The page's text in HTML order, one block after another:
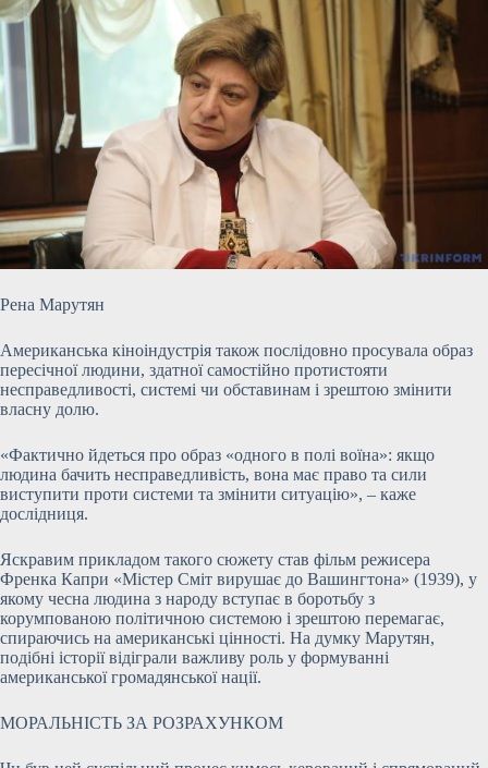
Рена Марутян
Американська кіноіндустрія також послідовно просувала образ
пересічної людини, здатної самостійно протистояти
несправедливості, системі чи обставинам і зрештою змінити
власну долю.
«Фактично йдеться про образ «одного в полі воїна»: якщо
людина бачить несправедливість, вона має право та сили
виступити проти системи та змінити ситуацію», – каже
дослідниця.
Яскравим прикладом такого сюжету став фільм режисера
Френка Капри «Містер Сміт вирушає до Вашингтона» (1939), у
якому чесна людина з народу вступає в боротьбу з
корумпованою політичною системою і зрештою перемагає,
спираючись на американські цінності. На думку Марутян,
подібні історії відіграли важливу роль у формуванні
американської громадянської нації.
МОРАЛЬНІСТЬ ЗА РОЗРАХУНКОМ